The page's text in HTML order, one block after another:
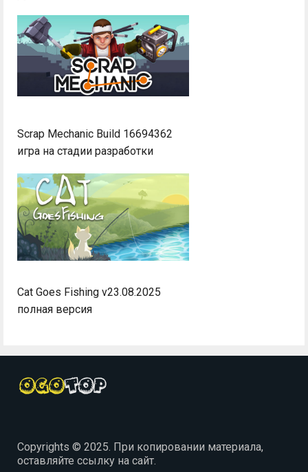
Scrap Mechanic Build 16694362
игра на стадии разработки
Cat Goes Fishing v23.08.2025
полная версия
Copyrights © 2025. При копировании материала,
оставляйте ссылку на сайт.